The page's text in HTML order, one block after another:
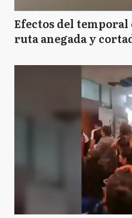
Efectos del temporal
ruta anegada y